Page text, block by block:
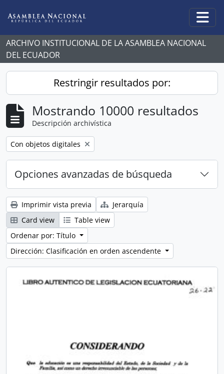
ARCHIVO INSTITUCIONAL DE LA ASAMBLEA NACIONAL
DEL ECUADOR
Restringir resultados por:
Mostrando 10000 resultados
Descripción archivística
Remove filter:
Con objetos digitales
Opciones avanzadas de búsqueda
Imprimir vista previa
Jerarquía
Card view
Table view
Ordenar por: Título
Dirección: Clasificación en orden ascendente